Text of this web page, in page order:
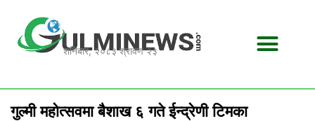
content
शनिबार, २०८३ श्रावण २३
गुल्मी महोत्सवमा बैशाख ६ गते ईन्द्रेणी टिमका